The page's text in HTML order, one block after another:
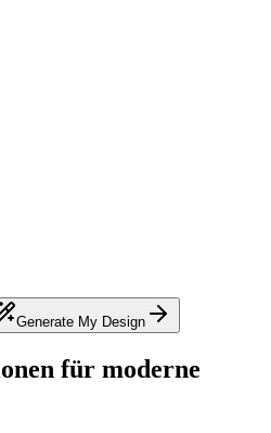
Generate My Design
für moderne